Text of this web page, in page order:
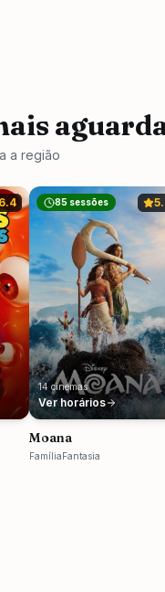
a região
6.4 85 sessões
14 cinemas
Ver horários
Moana
FamíliaFantasia